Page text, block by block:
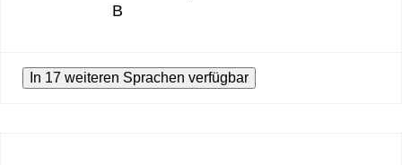
B
In 17 weiteren Sprachen verfügbar